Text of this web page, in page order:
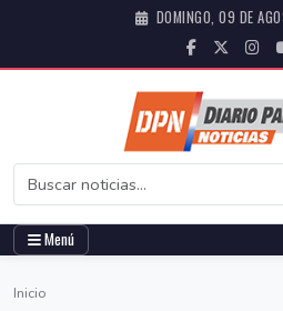
DOMINGO, 09 DE
Menú
Inicio